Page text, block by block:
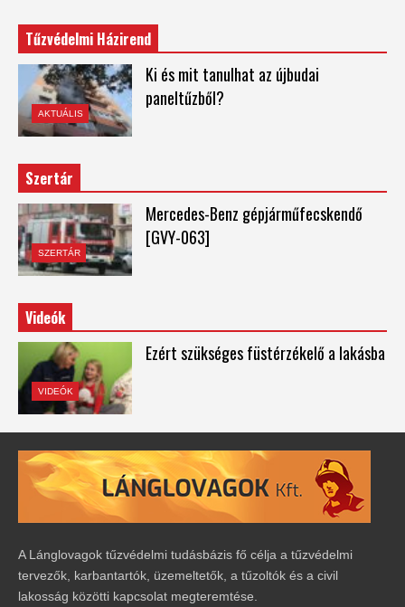
Tűzvédelmi Házirend
AKTUÁLIS
Ki és mit tanulhat az újbudai
paneltűzből?
Szertár
SZERTÁR
Mercedes-Benz gépjárműfecskendő
[GVY-063]
Videók
VIDEÓK
Ezért szükséges füstérzékelő a lakásba
A Lánglovagok tűzvédelmi tudásbázis fő célja a tűzvédelmi
tervezők, karbantartók, üzemeltetők, a tűzoltók és a civil
lakosság közötti kapcsolat megteremtése.